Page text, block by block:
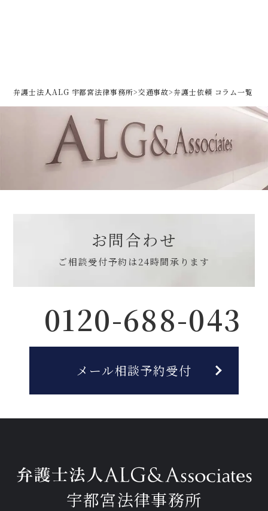
弁護士法人ALG 宇都宮法律事務所>交通事故>弁護士依頼 コラム一覧
お問合わせ
ご相談受付予約は24時間承ります
0120-688-043
メール相談予約受付
宇都宮法律事務所